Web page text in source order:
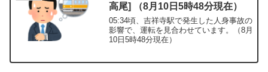
高尾] （8月10日5時48分現在）
05:34頃、吉祥寺駅で発生した人身事故の
影響で、運転を見合わせています。（8月
10日5時48分現在）